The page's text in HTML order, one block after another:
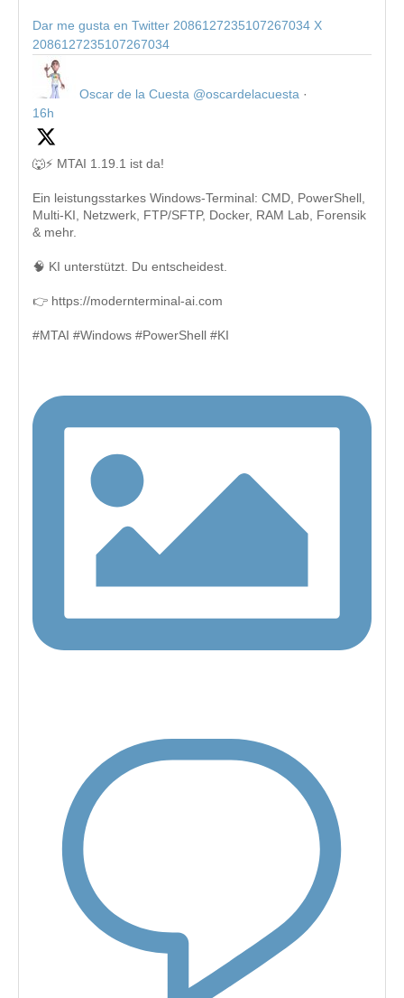
Dar me gusta en Twitter 2086127235107267034 X
2086127235107267034
Oscar de la Cuesta @oscardelacuesta ·
16h
🐺⚡ MTAI 1.19.1 ist da!
Ein leistungsstarkes Windows-Terminal: CMD, PowerShell,
Multi-KI, Netzwerk, FTP/SFTP, Docker, RAM Lab, Forensik
& mehr.
🧠 KI unterstützt. Du entscheidest.
👉 https://modernterminal-ai.com
#MTAI #Windows #PowerShell #KI